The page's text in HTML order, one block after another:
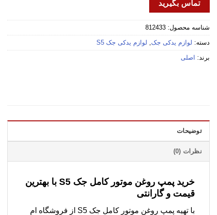
تماس بگیرید
شناسه محصول: 812433
دسته: لوازم یدکی جک, لوازم یدکی جک S5
برند: اصلی
توضیحات
نظرات (0)
خرید پمپ روغن موتور کامل جک S5 با بهترین
قیمت و گارانتی
با تهیه پمپ روغن موتور کامل جک S5 از فروشگاه ام